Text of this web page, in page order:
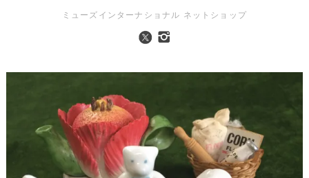
ミューズインターナショナル ネットショップ